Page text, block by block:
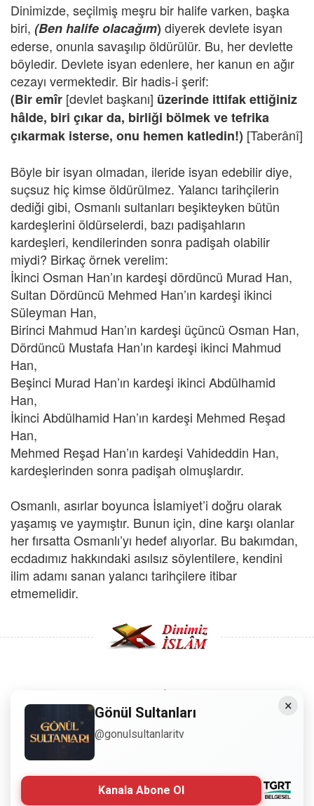
Dinimizde, seçilmiş meşru bir halife varken, başka
biri, (Ben halife olacağım) diyerek devlete isyan
ederse, onunla savaşılıp öldürülür. Bu, her devlette
böyledir. Devlete isyan edenlere, her kanun en ağır
cezayı vermektedir. Bir hadis-i şerif:
(Bir emîr [devlet başkanı] üzerinde ittifak ettiğiniz
hâlde, biri çıkar da, birliği bölmek ve tefrika
çıkarmak isterse, onu hemen katledin!) [Taberânî]
Böyle bir isyan olmadan, ileride isyan edebilir diye,
suçsuz hiç kimse öldürülmez. Yalancı tarihçilerin
dediği gibi, Osmanlı sultanları beşikteyken bütün
kardeşlerini öldürselerdi, bazı padişahların
kardeşleri, kendilerinden sonra padişah olabilir
miydi? Birkaç örnek verelim:
İkinci Osman Han’ın kardeşi dördüncü Murad Han,
Sultan Dördüncü Mehmed Han’ın kardeşi ikinci
Süleyman Han,
Birinci Mahmud Han’ın kardeşi üçüncü Osman Han,
Dördüncü Mustafa Han’ın kardeşi ikinci Mahmud
Han,
Beşinci Murad Han’ın kardeşi ikinci Abdülhamid
Han,
İkinci Abdülhamid Han’ın kardeşi Mehmed Reşad
Han,
Mehmed Reşad Han’ın kardeşi Vahideddin Han,
kardeşlerinden sonra padişah olmuşlardır.
Osmanlı, asırlar boyunca İslamiyet’i doğru olarak
yaşamış ve yaymıştır. Bunun için, dine karşı olanlar
her fırsatta Osmanlı’yı hedef alıyorlar. Bu bakımdan,
ecdadımız hakkındaki asılsız söylentilere, kendini
ilim adamı sanan yalancı tarihçilere itibar
etmemelidir.
Copyright © 2008 - Dinimiz İslam. Her Hakkı Saklıdır.
Sitemizdeki bilgiler, bütün insanların istifadesi için
hazırlanmıştır. Orijinaline sadık kalmak şartıyla, izin
almaya gerek kalmadan, herkes istediği gibi alıp istifade
edebilir.
×
Gönül Sultanları
@gonulsultanlaritv
Kanala Abone Ol